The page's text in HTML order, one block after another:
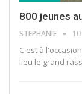
800 jeunes
STEPHANIE
C'est à
lieu le grand